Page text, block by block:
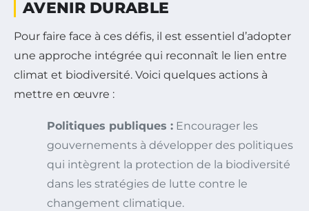
AVENIR DURABLE
Pour faire face à ces défis, il est essentiel d’adopter
une approche intégrée qui reconnaît le lien entre
climat et biodiversité. Voici quelques actions à
mettre en œuvre :
Politiques publiques : Encourager les
gouvernements à développer des politiques
qui intègrent la protection de la biodiversité
dans les stratégies de lutte contre le
changement climatique.